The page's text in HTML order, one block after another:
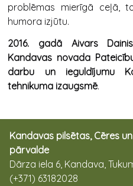
problēmas mierīgā ceļā,
humora izjūtu.
2016. gadā Aivars
Kandavas novada
darbu un ieguldījumu
tehnikuma izaugsmē.
Kandavas pilsētas, Cēres
pārvalde
Dārza iela 6, Kandava,
(+371) 63182028